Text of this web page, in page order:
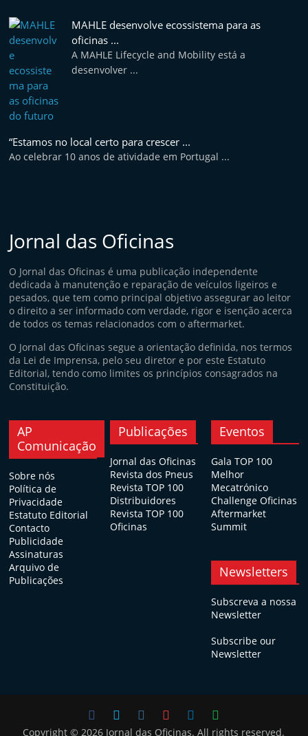
MAHLE desenvolve ecossistema para as
oficinas ...
A MAHLE Lifecycle and Mobility está a
desenvolver ...
“Estamos no local certo para crescer ...
Ao celebrar 10 anos de atividade em Portugal ...
Jornal das Oficinas
O Jornal das Oficinas é uma publicação independente
dedicada à manutenção e reparação de veículos ligeiros e
pesados, que tem como principal objetivo assegurar ao leitor
o direito a ser informado com verdade, rigor e isenção acerca
de todos os temas relacionados com o aftermarket.
O Jornal das Oficinas segue a orientação definida, nos termos
da Lei de Imprensa, pelo seu diretor e por este Estatuto
Editorial, tendo como limites os princípios consagrados na
Constituição.
AP
Comunicação
Sobre nós
Política de
Privacidade
Estatuto Editorial
Contacto
Publicidade
Assinaturas
Arquivo de
Publicações
Publicações
Jornal das Oficinas
Revista dos Pneus
Revista TOP 100
Distribuidores
Revista TOP 100
Oficinas
Eventos
Gala TOP 100
Melhor
Mecatrónico
Challenge Oficinas
Aftermarket
Summit
Newsletters
Subscreva a nossa
Newsletter
Subscribe our
Newsletter
Copyright © 2026 Jornal das Oficinas. All rights reserved.